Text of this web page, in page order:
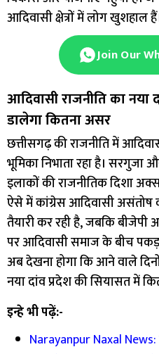
आदिवासी क्षेत्रों में लोग खुशहाल
Join Our
आदिवासी राजनीति का नया
डालेगा कितना असर
छत्तीसगढ़ की राजनीति में
भूमिका निभाता रहा है।
इलाकों की राजनीतिक दिशा
ऐसे में कांग्रेस आदिवासी असंतोष
तैयारी कर रही है, जबकि
पर आदिवासी समाज के बीच पकड़
अब देखना होगा कि आने वाले
नया दांव प्रदेश की सियासत में
इन्हे भी पढ़ें:-
Narayanpur Naxal